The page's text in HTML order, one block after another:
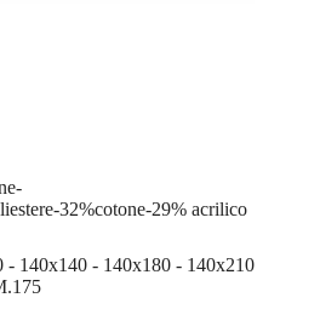
32%cotone-29% acrilico
- 140x140 - 140x180 - 140x210